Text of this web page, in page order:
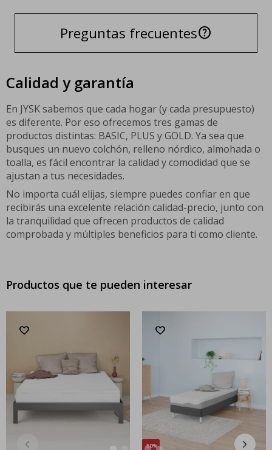
Preguntas frecuenteshelp
Calidad y garantía
En JYSK sabemos que cada hogar (y cada presupuesto)
es diferente. Por eso ofrecemos tres gamas de
productos distintas: BASIC, PLUS y GOLD. Ya sea que
busques un nuevo colchón, relleno nórdico, almohada o
toalla, es fácil encontrar la calidad y comodidad que se
ajustan a tus necesidades.
No importa cuál elijas, siempre puedes confiar en que
recibirás una excelente relación calidad-precio, junto con
la tranquilidad que ofrecen productos de calidad
comprobada y múltiples beneficios para ti como cliente.
Productos que te pueden interesar
50